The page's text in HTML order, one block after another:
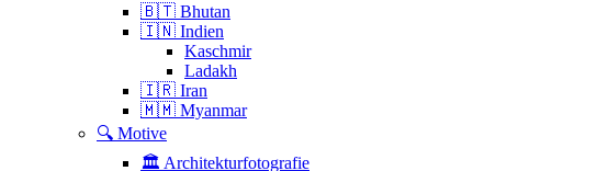
🇧🇹 Bhutan
🇮🇳 Indien
Kaschmir
Ladakh
🇮🇷 Iran
🇲🇲 Myanmar
🔍 Motive
🏛 Architekturfotografie